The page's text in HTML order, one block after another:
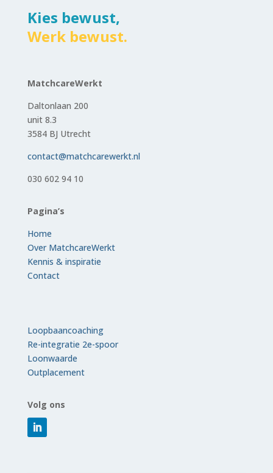
Kies bewust,
Werk bewust.
MatchcareWerkt
Daltonlaan 200
unit 8.3
3584 BJ Utrecht
contact@matchcarewerkt.nl
030 602 94 10
Pagina’s
Home
Over MatchcareWerkt
Kennis & inspiratie
Contact
Loopbaancoaching
Re-integratie 2e-spoor
Loonwaarde
Outplacement
Volg ons